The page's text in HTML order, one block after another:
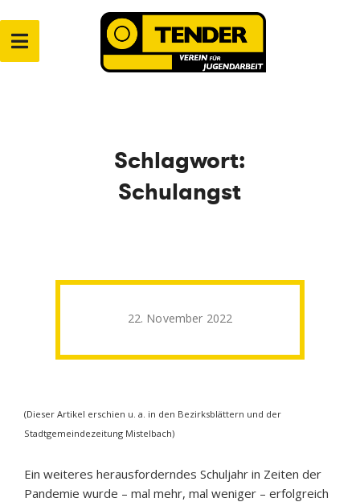
Inhalt
springen
Schlagwort:
Schulangst
Veröffentlicht
22. November 2022
(Dieser Artikel erschien u. a. in den Bezirksblättern und der
Stadtgemeindezeitung Mistelbach)
Ein weiteres herausforderndes Schuljahr in Zeiten der
Pandemie wurde – mal mehr, mal weniger – erfolgreich